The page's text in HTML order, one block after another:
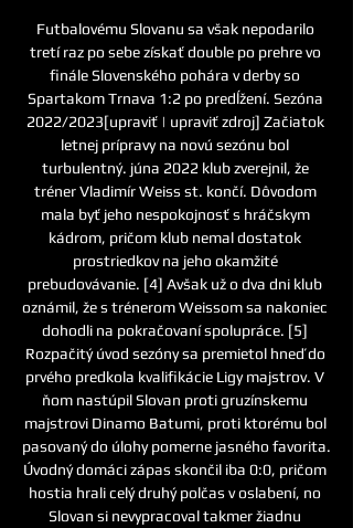
Futbalovému Slovanu sa však nepodarilo
tretí raz po sebe získať double po prehre vo
finále Slovenského pohára v derby so
Spartakom Trnava 1:2 po predĺžení. Sezóna
2022/2023[upraviť | upraviť zdroj] Začiatok
letnej prípravy na novú sezónu bol
turbulentný. júna 2022 klub zverejnil, že
tréner Vladimír Weiss st. končí. Dôvodom
mala byť jeho nespokojnosť s hráčskym
kádrom, pričom klub nemal dostatok
prostriedkov na jeho okamžité
prebudovávanie. [4] Avšak už o dva dni klub
oznámil, že s trénerom Weissom sa nakoniec
dohodli na pokračovaní spolupráce. [5]
Rozpačitý úvod sezóny sa premietol hneď do
prvého predkola kvalifikácie Ligy majstrov. V
ňom nastúpil Slovan proti gruzínskemu
majstrovi Dinamo Batumi, proti ktorému bol
pasovaný do úlohy pomerne jasného favorita.
Úvodný domáci zápas skončil iba 0:0, pričom
hostia hrali celý druhý polčas v oslabení, no
Slovan si nevypracoval takmer žiadnu